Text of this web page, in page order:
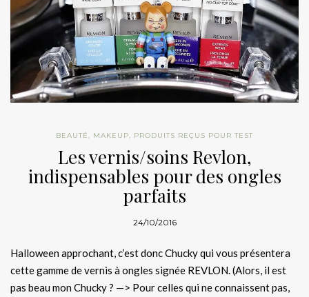
BEAUTÉ, MAKEUP, PRODUITS REÇUS POUR TEST
Les vernis/soins Revlon,
indispensables pour des ongles
parfaits
24/10/2016
Halloween approchant, c’est donc Chucky qui vous présentera
cette gamme de vernis à ongles signée REVLON. (Alors, il est
pas beau mon Chucky ? —> Pour celles qui ne connaissent pas,